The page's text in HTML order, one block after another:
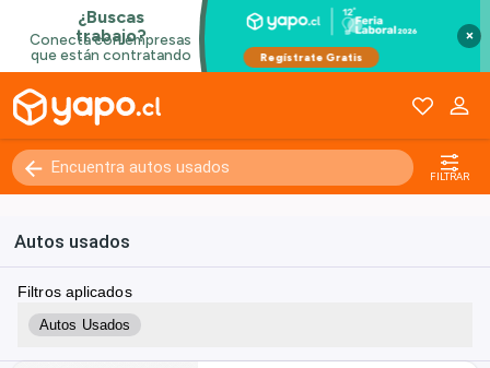
×
FILTRAR
Autos usados
Filtros aplicados
Autos Usados